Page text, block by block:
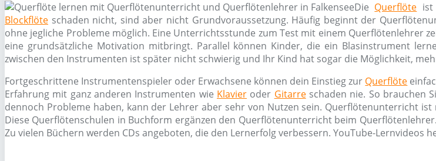
Die Querflöte
Blockflöte schaden nicht, sind aber nicht Grundvoraussetzung. Häufig beginnt der
ohne jegliche Probleme möglich. Eine Unterrichtsstunde zum Test mit einem Querflötenlehrer
eine grundsätzliche Motivation mitbringt. Parallel können Kinder, die ein Blasinstrument
zwischen den Instrumenten ist später nicht schwierig und Ihr Kind hat sogar die Möglichkeit,
Fortgeschrittene Instrumentenspieler oder Erwachsene können dein Einstieg zur Querflöte
Erfahrung mit ganz anderen Instrumenten wie Klavier oder Gitarreschaden nie. So brauchen
dennoch Probleme haben, kann der Lehrer aber sehr von Nutzen sein. Querflötenunterricht
Diese Querflötenschulen in Buchform ergänzen den Querflötenunterricht beim
Zu vielen Büchern werden CDs angeboten, die den Lernerfolg verbessern. YouTube-Lernvideos